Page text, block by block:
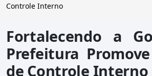
Controle Interno
Fortalecendo a
Prefeitura
de Controle Interno